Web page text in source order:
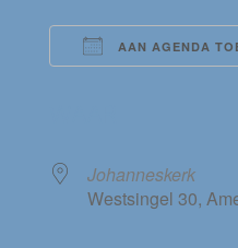
AAN AGENDA
Johanneskerk
Westsingel 30,